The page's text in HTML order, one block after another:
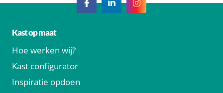
Kast op maat
Hoe werken wij?
Kast configurator
Inspiratie opdoen